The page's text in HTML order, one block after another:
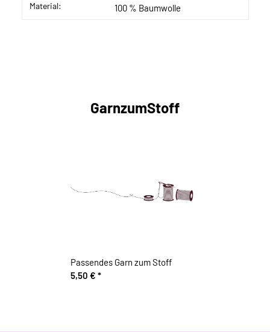
Material: 100 % Baumwolle
GarnzumStoff
Passendes Garn zum Stoff
5,50 € *